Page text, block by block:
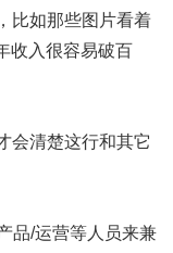
比如那些图片看着
收入很容易破百
会清楚这行和其它
品/运营等人员来兼